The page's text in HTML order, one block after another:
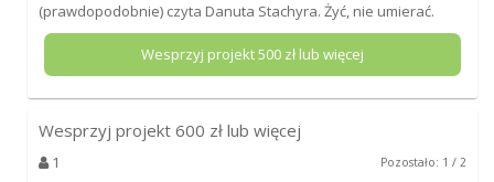
(prawdopodobnie) czyta Danuta Stachyra. Żyć, nie umierać.
Wesprzyj projekt500zł lub więcej
Wesprzyj projekt 600 zł lub więcej
1 Pozostało: 1 / 2